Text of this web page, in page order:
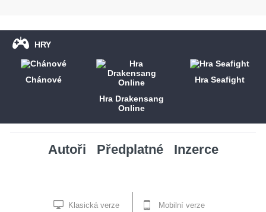
HRY
Chánové
Hra Drakensang
Online
Hra Seafight
Autoři Předplatné Inzerce
Klasická verze Mobilní verze